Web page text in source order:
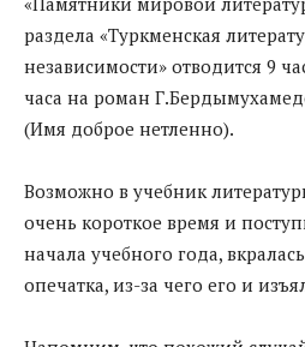
раздела «Туркменская
независимости» отводится 9
часа на роман
(Имя доброе нетленно).
Возможно в учебник
очень короткое время и
начала учебного года,
опечатка, из-за чего его и